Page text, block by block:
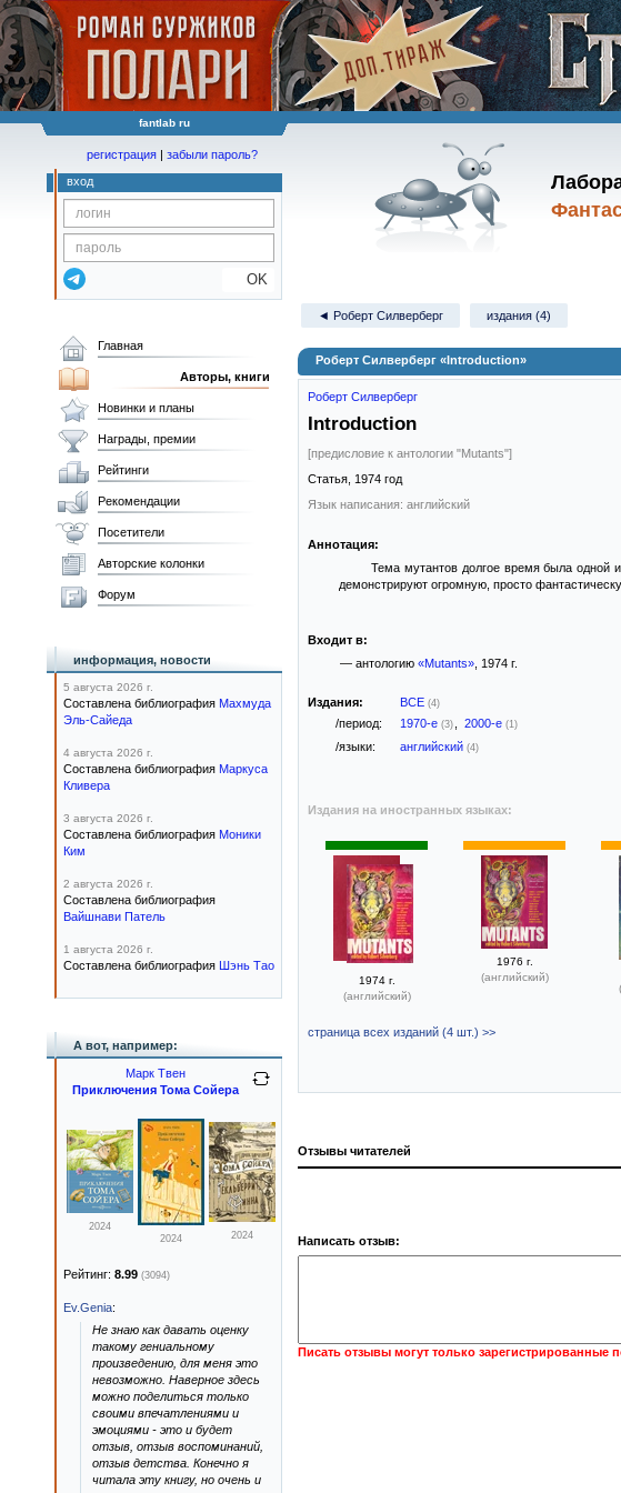
fantlab ru
регистрация | забыли пароль?
вход
OK
◄ Роберт Силверберг издания (4)
Роберт Силверберг «Introduction»
Роберт Силверберг
Introduction
[предисловие к антологии "Mutants"]
Статья, 1974 год
Язык написания: английский
Аннотация:
Тема мутантов долгое время была одной
демонстрируют огромную, просто
Входит в:
— антологию «Mutants», 1974 г.
Издания: ВСЕ (4)
/период: 1970-е (3) 2000-е (1)
/языки: английский (4)
Издания на иностранных языках:
1974 г.
(английский)
1976 г.
(английский)
страница всех изданий (4 шт.) >>
Отзывы читателей
Написать отзыв:
Писать отзывы могут только зарегистрированные
Главная
Авторы, книги
Новинки и планы
Награды, премии
Рейтинги
Рекомендации
Посетители
Авторские колонки
Форум
информация, новости
5 августа 2026 г.
Составлена библиография Махмуда
Эль-Сайеда
4 августа 2026 г.
Составлена библиография Маркуса
Кливера
3 августа 2026 г.
Составлена библиография Моники
Ким
2 августа 2026 г.
Составлена библиография
Вайшнави Патель
1 августа 2026 г.
Составлена библиография Шэнь Тао
А вот, например:
Марк Твен
Приключения Тома Сойера
2024
2024
2024
Рейтинг: 8.99 (3094)
Ev.Genia:
Не знаю как давать оценку
такому гениальному
произведению, для меня это
невозможно. Наверное здесь
можно поделиться только
своими впечатлениями и
эмоциями - это и будет
отзыв, отзыв воспоминаний,
отзыв детства. Конечно я
читала эту книгу, но очень и